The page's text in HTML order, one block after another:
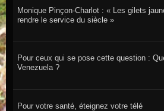
Monique Pinçon-Charlot : « Les gilets
rendre le service du siècle »
Pour ceux qui se pose cette question :
Venezuela ?
Pour votre santé, éteignez votre télé